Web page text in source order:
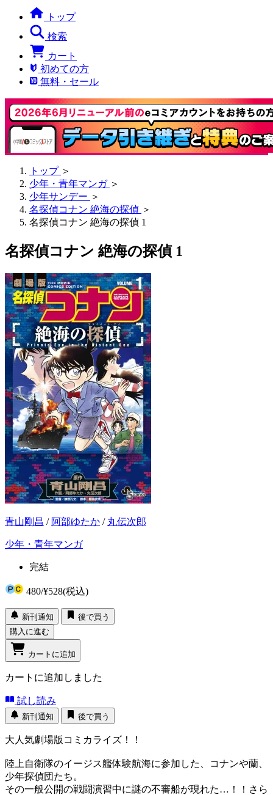
トップ
検索
カート
初めての方
無料・セール
トップ ＞
少年・青年マンガ ＞
少年サンデー ＞
名探偵コナン 絶海の探偵 ＞
名探偵コナン 絶海の探偵 1
名探偵コナン 絶海の探偵 1
青山剛昌 / 阿部ゆたか / 丸伝次郎
少年・青年マンガ
完結
480/¥528(税込)
新刊通知
後で買う
購入に進む
カートに追加
カートに追加しました
試し読み
新刊通知 後で買う
大人気劇場版コミカライズ！！
陸上自衛隊のイージス艦体験航海に参加した、コナンや蘭、
少年探偵団たち。
その一般公開の戦闘演習中に謎の不審船が現れた…！！さら